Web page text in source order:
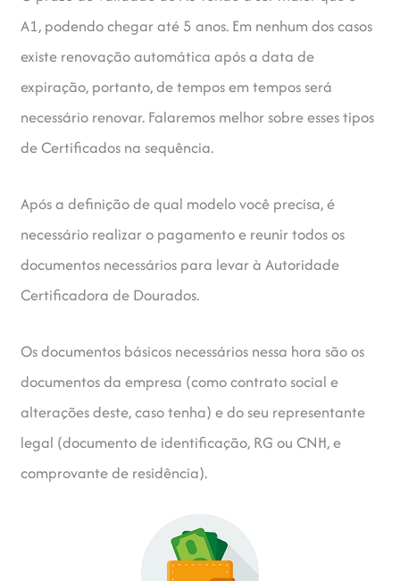
A1, podendo chegar até 5 anos. Em nenhum dos casos
existe renovação automática após a data de
expiração, portanto, de tempos em tempos será
necessário renovar. Falaremos melhor sobre esses tipos
de Certificados na sequência.
Após a definição de qual modelo você precisa, é
necessário realizar o pagamento e reunir todos os
documentos necessários para levar à Autoridade
Certificadora de Dourados.
Os documentos básicos necessários nessa hora são os
documentos da empresa (como contrato social e
alterações deste, caso tenha) e do seu representante
legal (documento de identificação, RG ou CNH, e
comprovante de residência).